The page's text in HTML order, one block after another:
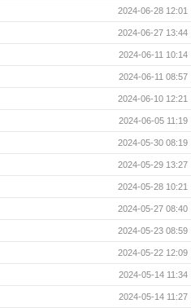
2024-06-28 12:01
2024-06-27 13:44
2024-06-11 10:14
2024-06-11 08:57
2024-06-10 12:21
2024-06-05 11:19
2024-05-30 08:19
2024-05-29 13:27
2024-05-28 10:21
2024-05-27 08:40
2024-05-23 08:59
2024-05-22 12:09
2024-05-14 11:34
2024-05-14 11:27